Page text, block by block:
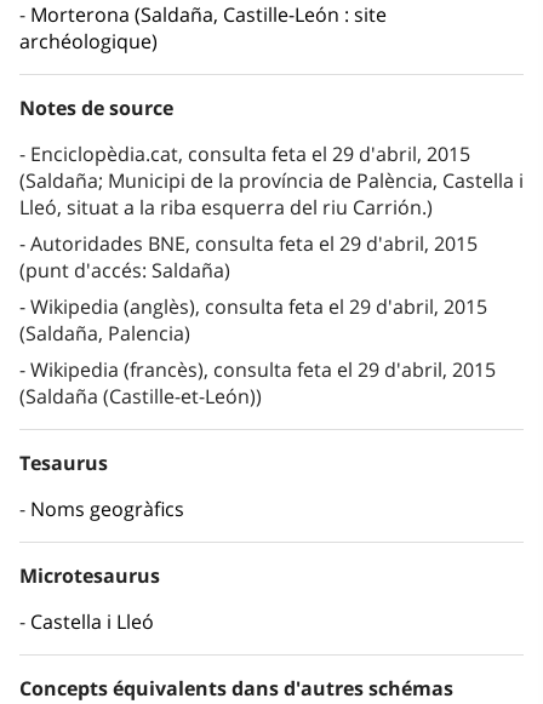
Morterona (Saldaña, Castille-León : site
archéologique)
Notes de source
Enciclopèdia.cat, consulta feta el 29 d'abril, 2015
(Saldaña; Municipi de la província de Palència, Castella i
Lleó, situat a la riba esquerra del riu Carrión.)
Autoridades BNE, consulta feta el 29 d'abril, 2015
(punt d'accés: Saldaña)
Wikipedia (anglès), consulta feta el 29 d'abril, 2015
(Saldaña, Palencia)
Wikipedia (francès), consulta feta el 29 d'abril, 2015
(Saldaña (Castille-et-León))
Tesaurus
Noms geogràfics
Microtesaurus
Castella i Lleó
Concepts équivalents dans d'autres schémas